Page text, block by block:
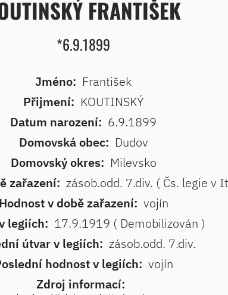
FRANTIŠEK
*6.9.1899
Jméno: František
Přijmení: KOUTINSKÝ
Datum narození: 6.9.1899
Domovská obec: Dudov
Domovský okres: Milevsko
zařazení: zásob.odd. 7.div. ( Čs. legie v
Hodnost v době zařazení: vojín
legiích: 17.9.1919 ( Demobilizován )
útvar v legiích: zásob.odd. 7.div.
hodnost v legiích: vojín
Zdroj informací: